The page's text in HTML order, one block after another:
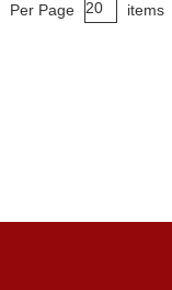
Per Page items